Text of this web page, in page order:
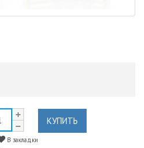
КУПИТЬ
В закладки